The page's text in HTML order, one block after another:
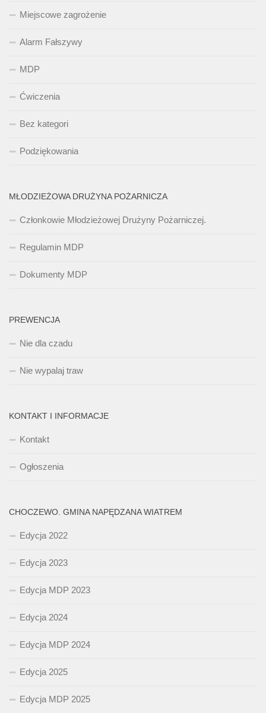
Miejscowe zagrożenie
Alarm Fałszywy
MDP
Ćwiczenia
Bez kategori
Podziękowania
MŁODZIEŻOWA DRUŻYNA POŻARNICZA
Członkowie Młodzieżowej Drużyny Pożarniczej.
Regulamin MDP
Dokumenty MDP
PREWENCJA
Nie dla czadu
Nie wypalaj traw
KONTAKT I INFORMACJE
Kontakt
Ogłoszenia
CHOCZEWO. GMINA NAPĘDZANA WIATREM
Edycja 2022
Edycja 2023
Edycja MDP 2023
Edycja 2024
Edycja MDP 2024
Edycja 2025
Edycja MDP 2025